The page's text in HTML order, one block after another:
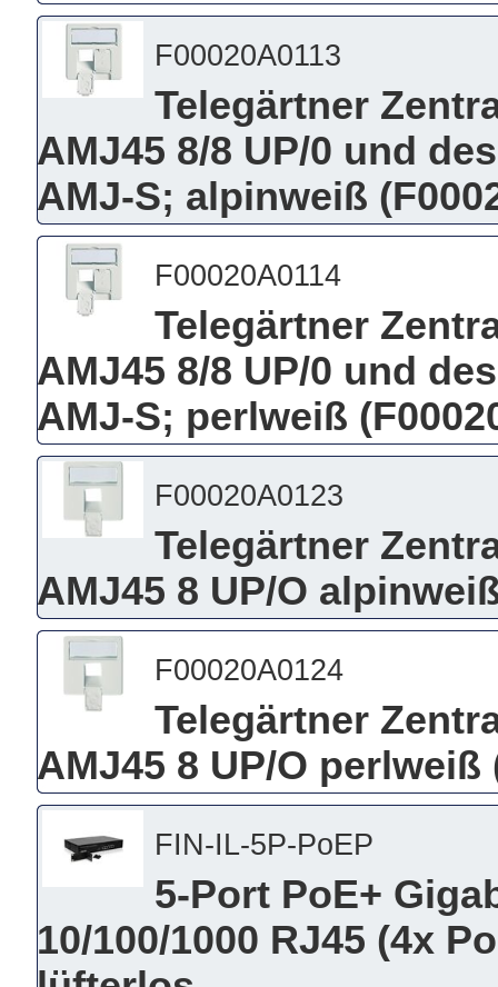
F00020A0113
Telegärtner
AMJ45 8/8 UP/0 und
AMJ-S; alpinweiß
F00020A0114
Telegärtner
AMJ45 8/8 UP/0 und
AMJ-S; perlweiß
F00020A0123
Telegärtner
AMJ45 8 UP/O
F00020A0124
Telegärtner
AMJ45 8 UP/O perlweiß
FIN-IL-5P-PoEP
5-Port PoE+
10/100/1000 RJ45 (4x